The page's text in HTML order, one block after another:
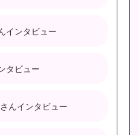
インタビュー
タビュー
んインタビュー